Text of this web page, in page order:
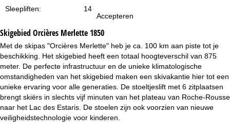
Accepteren
Sleepliften: 14
Skigebied Orcières Merlette 1850
Met de skipas "Orcières Merlette" heb je ca. 100 km aan piste tot je
beschikking. Het skigebied heeft een totaal hoogteverschil van 875
meter. De perfecte infrastructuur en de unieke klimatologische
omstandigheden van het skigebied maken een skivakantie hier tot een
unieke ervaring voor alle generaties. De stoeltjeslift met 6 zitplaatsen
brengt skiërs in slechts vijf minuten van het plateau van Roche-Rousse
naar het Lac des Estaris. De stoelen zijn ook voorzien van nieuwe
veiligheidstechnologie voor kinderen.